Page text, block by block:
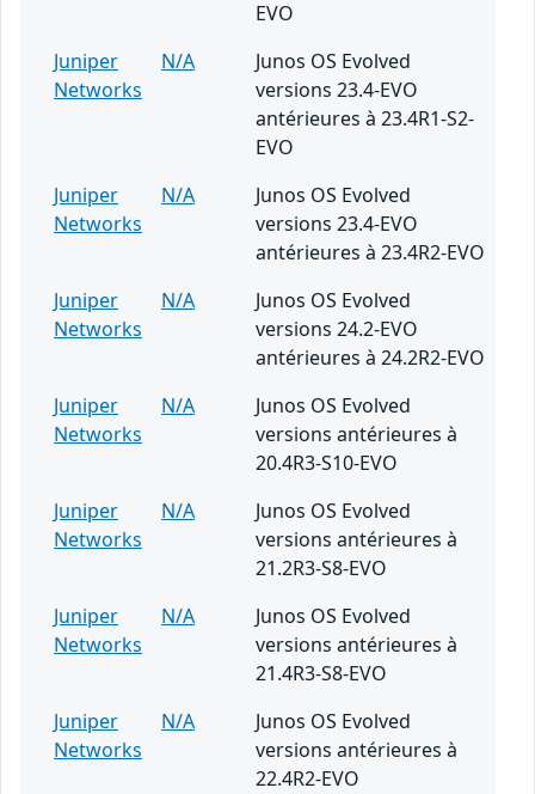
EVO
Juniper
Networks
N/A
Junos OS Evolved
versions 23.4-EVO
antérieures à 23.4R1-S2-
EVO
Juniper
Networks
N/A
Junos OS Evolved
versions 23.4-EVO
antérieures à 23.4R2-EVO
Juniper
Networks
N/A
Junos OS Evolved
versions 24.2-EVO
antérieures à 24.2R2-EVO
Juniper
Networks
N/A
Junos OS Evolved
versions antérieures à
20.4R3-S10-EVO
Juniper
Networks
N/A
Junos OS Evolved
versions antérieures à
21.2R3-S8-EVO
Juniper
Networks
N/A
Junos OS Evolved
versions antérieures à
21.4R3-S8-EVO
Juniper
Networks
N/A
Junos OS Evolved
versions antérieures à
22.4R2-EVO